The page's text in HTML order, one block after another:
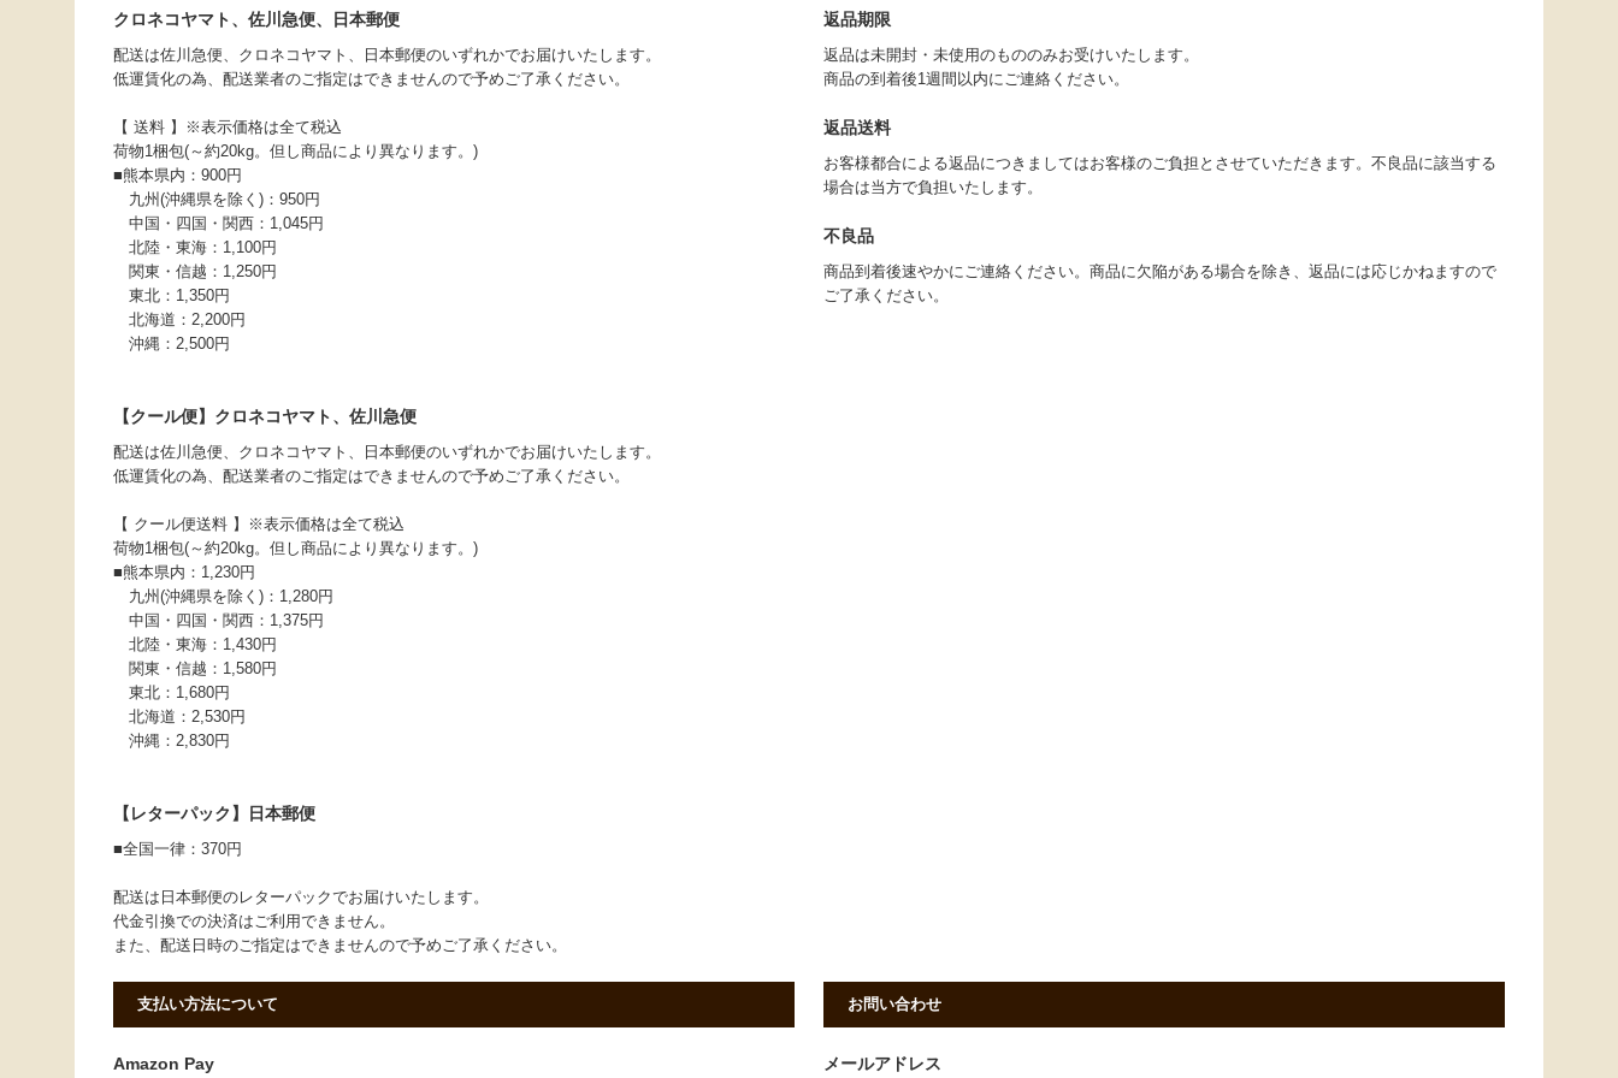
クロネコヤマト、佐川急便、日本郵便
配送は佐川急便、クロネコヤマト、日本郵便のいずれかでお届けいたします。
低運賃化の為、配送業者のご指定はできませんので予めご了承ください。
【 送料 】※表示価格は全て税込
荷物1梱包(～約20kg。但し商品により異なります。)
■熊本県内：900円
九州(沖縄県を除く)：950円
中国・四国・関西：1,045円
北陸・東海：1,100円
関東・信越：1,250円
東北：1,350円
北海道：2,200円
沖縄：2,500円
【クール便】クロネコヤマト、佐川急便
配送は佐川急便、クロネコヤマト、日本郵便のいずれかでお届けいたします。
低運賃化の為、配送業者のご指定はできませんので予めご了承ください。
【 クール便送料 】※表示価格は全て税込
荷物1梱包(～約20kg。但し商品により異なります。)
■熊本県内：1,230円
九州(沖縄県を除く)：1,280円
中国・四国・関西：1,375円
北陸・東海：1,430円
関東・信越：1,580円
東北：1,680円
北海道：2,530円
沖縄：2,830円
【レターパック】日本郵便
■全国一律：370円
配送は日本郵便のレターパックでお届けいたします。
代金引換での決済はご利用できません。
また、配送日時のご指定はできませんので予めご了承ください。
返品期限
返品は未開封・未使用のもののみお受けいたします。
商品の到着後1週間以内にご連絡ください。
返品送料
お客様都合による返品につきましてはお客様のご負担とさせていただきます。不良品に該当する
場合は当方で負担いたします。
不良品
商品到着後速やかにご連絡ください。商品に欠陥がある場合を除き、返品には応じかねますので
ご了承ください。
支払い方法について
Amazon Pay
お問い合わせ
メールアドレス